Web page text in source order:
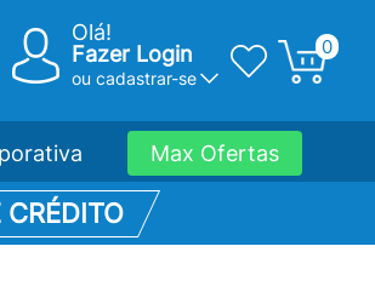
Olá!
Fazer Login
ou cadastrar-se
0
Max Ofertas
CRÉDITO